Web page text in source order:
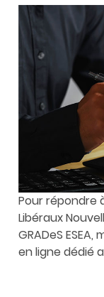
Pour répondre
Libéraux
GRADeS
en ligne dédié